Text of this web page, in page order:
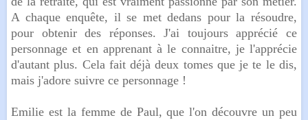
A chaque enquête, il se met dedans pour la résoudre,
pour obtenir des réponses. J'ai toujours apprécié ce
personnage et en apprenant à le connaitre, je l'apprécie
d'autant plus. Cela fait déjà deux tomes que je te le dis,
mais j'adore suivre ce personnage !
Emilie est la femme de Paul, que l'on découvre un peu